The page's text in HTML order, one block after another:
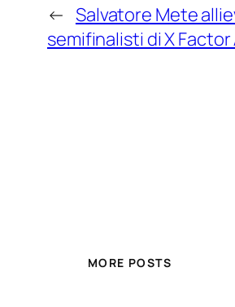
← Salvatore Mete
semifinalisti di X Factor
MORE POSTS